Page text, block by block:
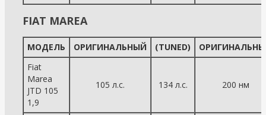
FIAT MAREA
МОДЕЛЬ ОРИГИНАЛЬНЫЙ (TUNED)
Fiat
Marea
JTD 105
1,9
105 л.с. 134 л.с. 200 нм